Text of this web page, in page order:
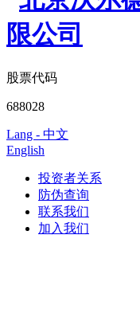
股票代码
688028
Lang - 中文
English
投资者关系
防伪查询
联系我们
加入我们